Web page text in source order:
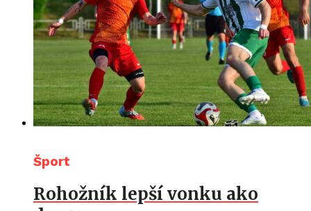
Šport
Rohožník lepší vonku ako